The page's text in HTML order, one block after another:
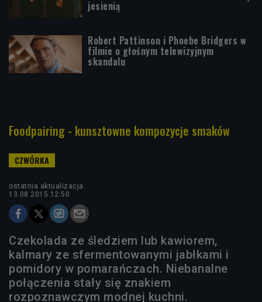
jesienią
Robert Pattinson i Phoebe Bridgers w
filmie o głośnym telewizyjnym
skandalu
Foodpairing - kunsztowne kompozycje smaków
ostatnia aktualizacja:
13.08.2015 12:50
Czekolada ze śledziem lub kawiorem,
kalmary ze sfermentowanymi jabłkami i
pomidory w pomarańczach. Niebanalne
połączenia stały się znakiem
rozpoznawczym modnej kuchni.